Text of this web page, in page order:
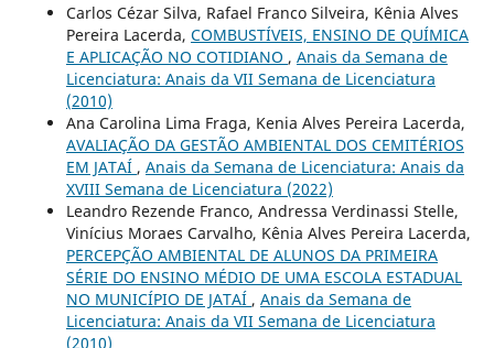
Carlos Cézar Silva, Rafael Franco Silveira, Kênia Alves
Pereira Lacerda, COMBUSTÍVEIS, ENSINO DE QUÍMICA
E APLICAÇÃO NO COTIDIANO , Anais da Semana de
Licenciatura: Anais da VII Semana de Licenciatura
(2010)
Ana Carolina Lima Fraga, Kenia Alves Pereira Lacerda,
AVALIAÇÃO DA GESTÃO AMBIENTAL DOS CEMITÉRIOS
EM JATAÍ , Anais da Semana de Licenciatura: Anais da
XVIII Semana de Licenciatura (2022)
Leandro Rezende Franco, Andressa Verdinassi Stelle,
Vinícius Moraes Carvalho, Kênia Alves Pereira Lacerda,
PERCEPÇÃO AMBIENTAL DE ALUNOS DA PRIMEIRA
SÉRIE DO ENSINO MÉDIO DE UMA ESCOLA ESTADUAL
NO MUNICÍPIO DE JATAÍ , Anais da Semana de
Licenciatura: Anais da VII Semana de Licenciatura
(2010)